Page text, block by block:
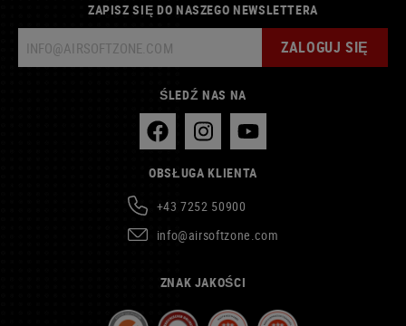
ZAPISZ SIĘ DO NASZEGO NEWSLETTERA
ZALOGUJ SIĘ
ŚLEDŹ NAS NA
OBSŁUGA KLIENTA
+43 7252 50900
info@airsoftzone.com
ZNAK JAKOŚCI